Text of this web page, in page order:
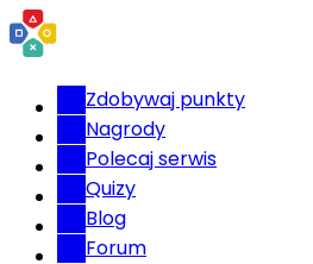
Zdobywaj punkty
Nagrody
Polecaj serwis
Quizy
Blog
Forum